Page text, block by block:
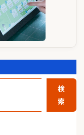
検
索